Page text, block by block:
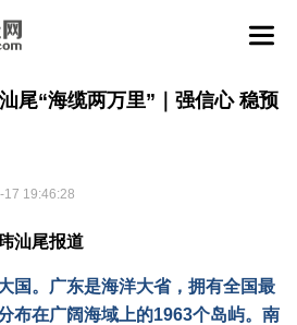
尾“海缆两万里”｜强信心 稳预
17 19:46:28
汕尾报道
国。广东是海洋大省，拥有全国最
布在广阔海域上的1963个岛屿。南